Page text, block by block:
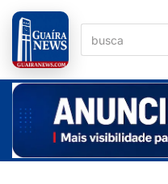
Pular
para
o
conteúdo